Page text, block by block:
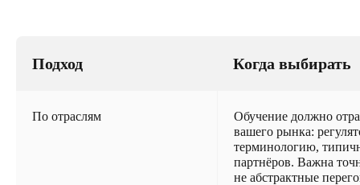
Подход Когда выбирать
По отраслям
Обучение должно
вашего рынка:
терминологию,
партнёров. Важна
не абстрактные